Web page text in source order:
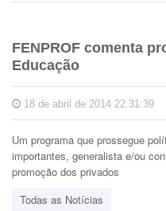
FENPROF comenta
Educação
18 de abril de 2014 22:31:39
Um programa que prossegue
importantes, generalista e/ou
promoção dos privados
Todas as Notícias